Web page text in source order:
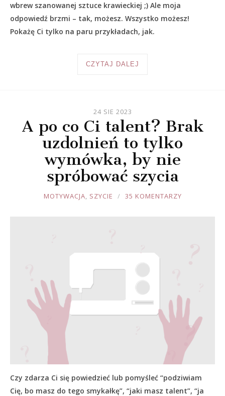
wbrew szanowanej sztuce krawieckiej ;) Ale moja
odpowiedź brzmi – tak, możesz. Wszystko możesz!
Pokażę Ci tylko na paru przykładach, jak.
CZYTAJ DALEJ
24 SIE 2023
A po co Ci talent? Brak
uzdolnień to tylko
wymówka, by nie
spróbować szycia
JOULE
MOTYWACJA, SZYCIE 35 KOMENTARZY
Czy zdarza Ci się powiedzieć lub pomyśleć “podziwiam
Cię, bo masz do tego smykałkę”, “jaki masz talent”, “ja